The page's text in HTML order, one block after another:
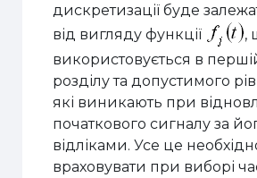
дискретизації буде
від вигляду функції
,
використовується в
розділу та допустимого
які виникають при
початкового сигналу за
відліками. Усе це
враховувати при виборі